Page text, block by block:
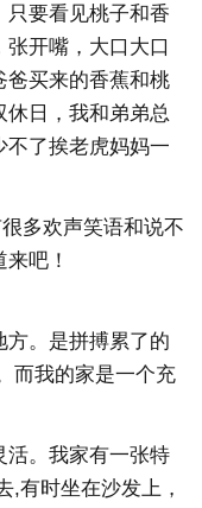
只要看见桃子和香
开嘴，大口大口
爸买来的香蕉和桃
日，我和弟弟总
不了挨老虎妈妈一
多欢声笑语和说不
吧！
方。是拼搏累了的
而我的家是一个充
活。我家有一张特
,有时坐在沙发上，